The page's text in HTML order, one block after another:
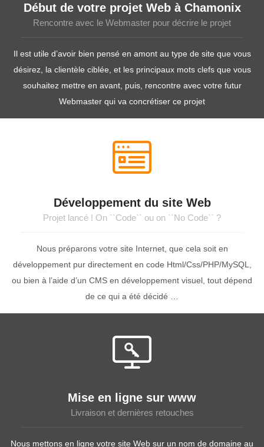
Début de votre projet Web à Chamonix
Rencontre avec le Webmaster pour décrire le projet
Il est utile d’avoir bien pensé en amont au type de site que vous
désirez, la clientèle ciblée, et les principaux mots clefs que vous
souhaitez mettre en avant, puis, rencontre avec votre futur
Webmaster qui va concrétiser ce projet
Développement du site Web
Projet lancé ! On ``Code`` ou on ``No Code`` ?
Nous préparons votre site Internet, que cela soit en
développement pur directement en code Html/Css/PHP/MySQL,
ou bien à l’aide d’un CMS en développement visuel, tout dépend
de ce qui a été décidé …
Mise en ligne sur www
Livraison et dernières retouches
Nous mettons en ligne votre site Web sur un nom de domaine au